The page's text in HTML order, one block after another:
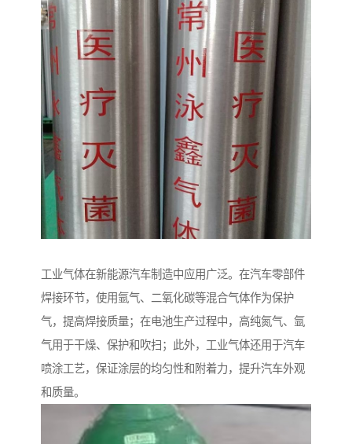
工业气体在新能源汽车制造中应用广泛。在汽车零部件
焊接环节，使用氩气、二氧化碳等混合气体作为保护
气，提高焊接质量；在电池生产过程中，高纯氮气、氩
气用于干燥、保护和吹扫；此外，工业气体还用于汽车
喷涂工艺，保证涂层的均匀性和附着力，提升汽车外观
和质量。​